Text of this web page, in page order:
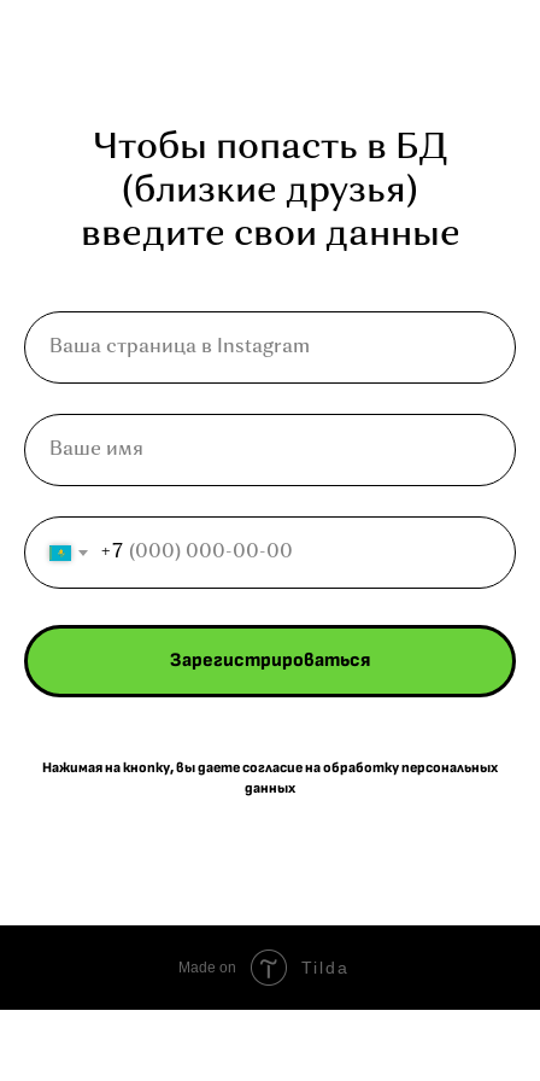
Чтобы попасть в БД
(близкие друзья)
введите свои данные
+7
Зарегистрироваться
Нажимая на кнопку, вы даете согласие на обработку персональных
данных
Made on Tilda